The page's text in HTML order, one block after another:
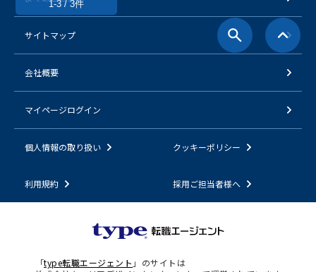
1-3 / 3件
サイトマップ
会社概要
マイページログイン
個人情報の取り扱い クッキーポリシー
利用規約 採用ご担当者様へ
「type転職エージェント 」のサイトは